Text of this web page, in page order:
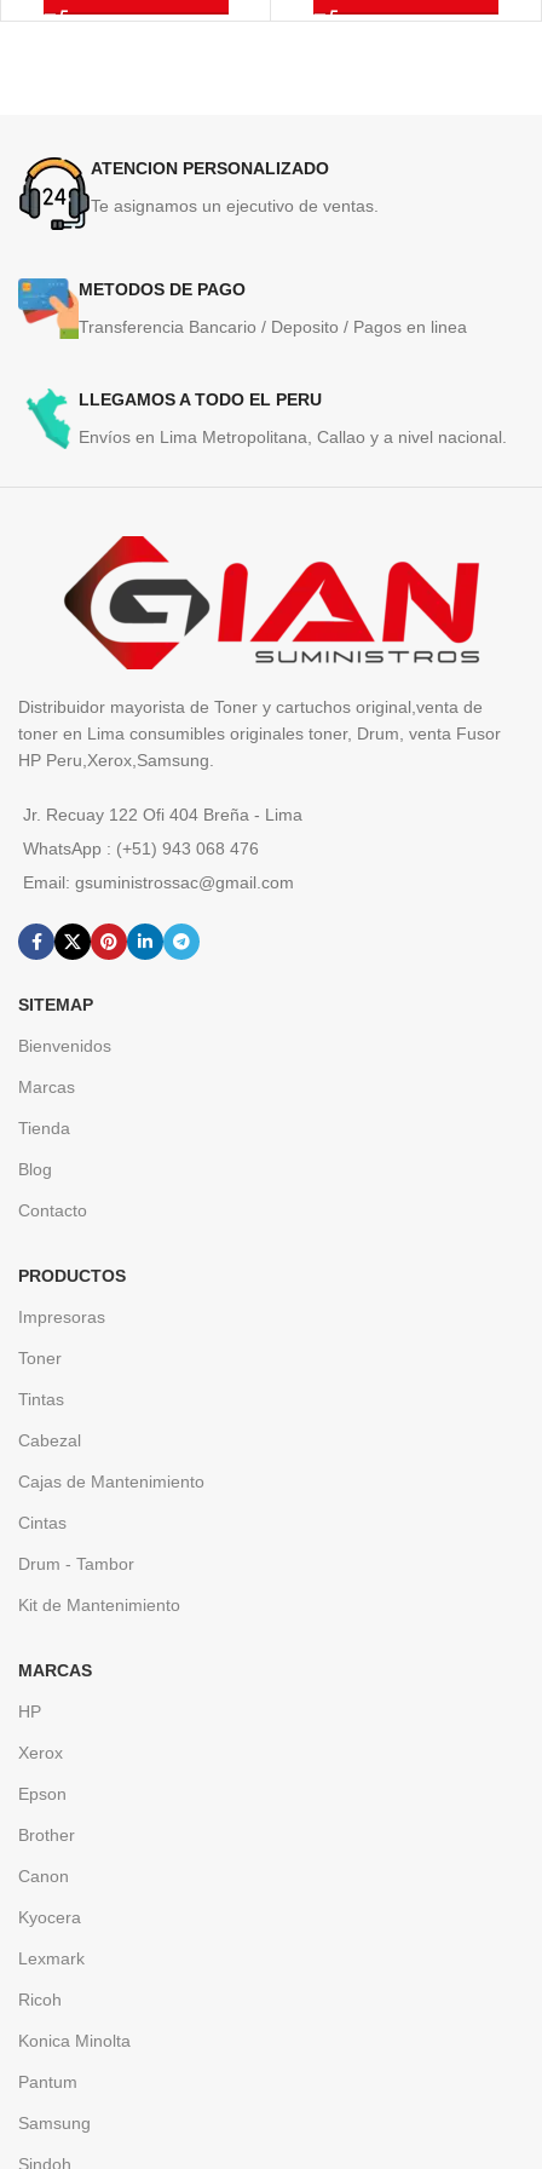
ATENCION PERSONALIZADO
Te asignamos un ejecutivo de ventas.
METODOS DE PAGO
Transferencia Bancario / Deposito / Pagos en linea
LLEGAMOS A TODO EL PERU
Envíos en Lima Metropolitana, Callao y a nivel nacional.
Distribuidor mayorista de Toner y cartuchos original,venta de
toner en Lima consumibles originales toner, Drum, venta Fusor
HP Peru,Xerox,Samsung.
Jr. Recuay 122 Ofi 404 Breña - Lima
WhatsApp : (+51) 943 068 476
Email: gsuministrossac@gmail.com
SITEMAP
Bienvenidos
Marcas
Tienda
Blog
Contacto
PRODUCTOS
Impresoras
Toner
Tintas
Cabezal
Cajas de Mantenimiento
Cintas
Drum - Tambor
Kit de Mantenimiento
MARCAS
HP
Xerox
Epson
Brother
Canon
Kyocera
Lexmark
Ricoh
Konica Minolta
Pantum
Samsung
Sindoh